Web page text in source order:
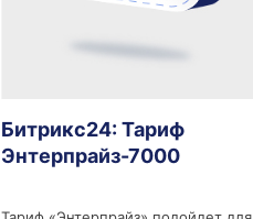
Битрикс24: Тариф
Энтерпрайз-7000